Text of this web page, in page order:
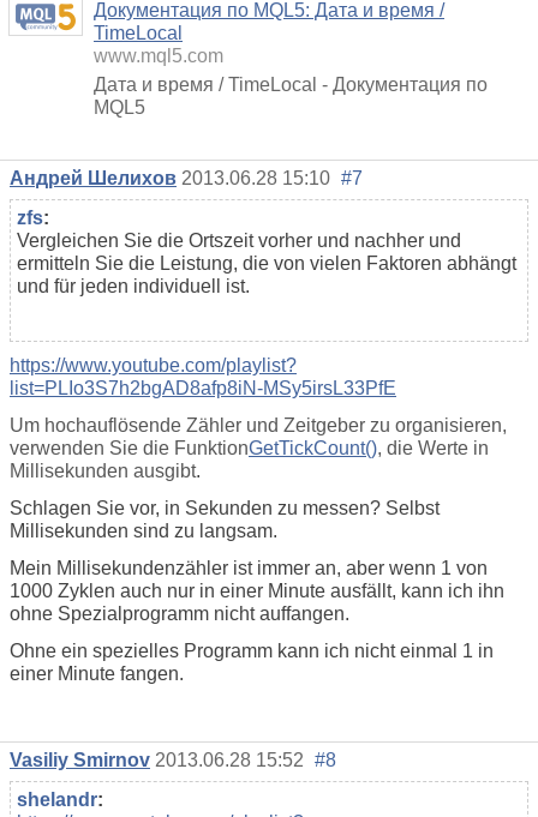
Документация по MQL5: Дата и время /
TimeLocal
www.mql5.com
Дата и время / TimeLocal - Документация по
MQL5
Андрей Шелихов 2013.06.28 15:10 #7
zfs:
Vergleichen Sie die Ortszeit vorher und nachher und
ermitteln Sie die Leistung, die von vielen Faktoren abhängt
und für jeden individuell ist.
https://www.youtube.com/playlist?
list=PLIo3S7h2bgAD8afp8iN-MSy5irsL33PfE
Um hochauflösende Zähler und Zeitgeber zu organisieren,
verwenden Sie die FunktionGetTickCount(), die Werte in
Millisekunden ausgibt.
Schlagen Sie vor, in Sekunden zu messen? Selbst
Millisekunden sind zu langsam.
Mein Millisekundenzähler ist immer an, aber wenn 1 von
1000 Zyklen auch nur in einer Minute ausfällt, kann ich ihn
ohne Spezialprogramm nicht auffangen.
Ohne ein spezielles Programm kann ich nicht einmal 1 in
einer Minute fangen.
Vasiliy Smirnov 2013.06.28 15:52 #8
shelandr: